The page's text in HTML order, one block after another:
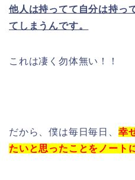
他人は持ってて自分は持っ
てしまうんです。
これは凄く勿体無い！！
だから、僕は毎日毎日、 幸
たいと思ったことをノート